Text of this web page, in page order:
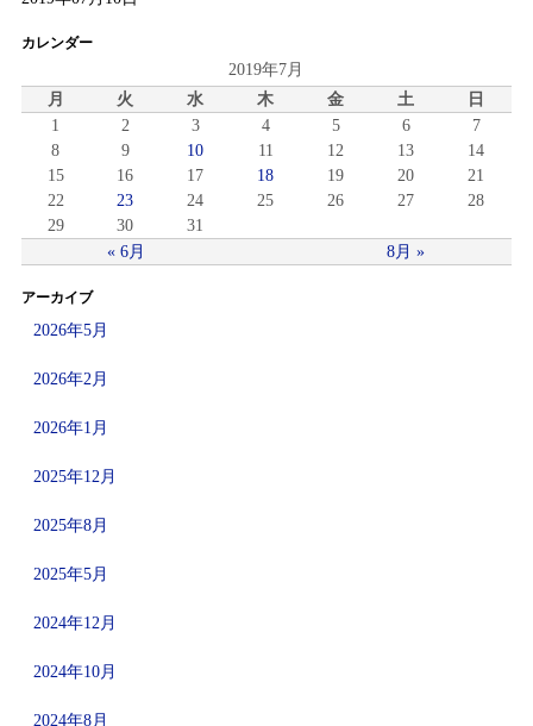
カレンダー
2019年7月
月
火 水 木 金 土 日
« 6月 8月 »
1 2 3 4 5 6
7
8
9 10 11 12 13
14
15
16 17 18 19 20
21
22
23 24 25 26 27
28
29
30 31
アーカイブ
2026年5月
2026年2月
2026年1月
2025年12月
2025年8月
2025年5月
2024年12月
2024年10月
2024年8月